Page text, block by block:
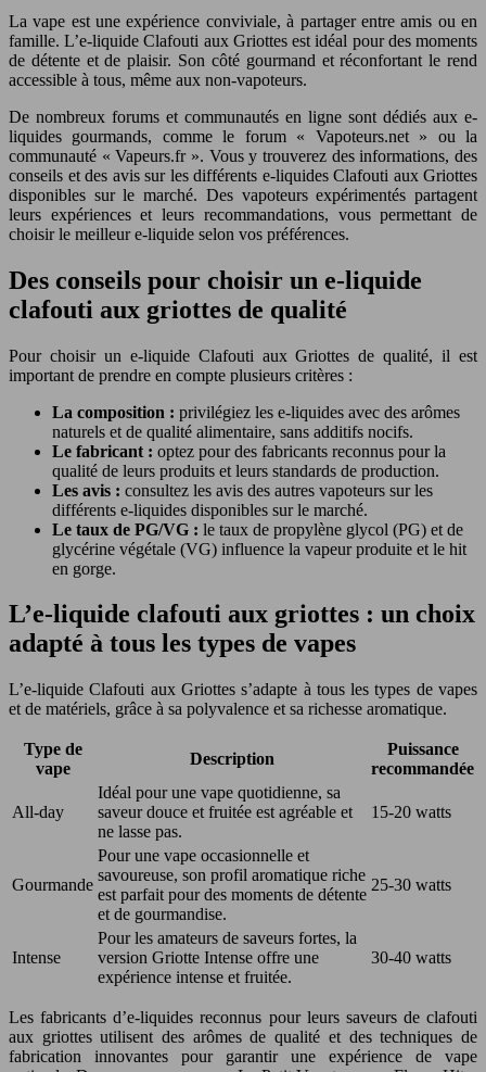
La vape est une expérience conviviale, à partager entre amis ou en
famille. L’e-liquide Clafouti aux Griottes est idéal pour des moments
de détente et de plaisir. Son côté gourmand et réconfortant le rend
accessible à tous, même aux non-vapoteurs.
De nombreux forums et communautés en ligne sont dédiés aux e-
liquides gourmands, comme le forum « Vapoteurs.net » ou la
communauté « Vapeurs.fr ». Vous y trouverez des informations, des
conseils et des avis sur les différents e-liquides Clafouti aux Griottes
disponibles sur le marché. Des vapoteurs expérimentés partagent
leurs expériences et leurs recommandations, vous permettant de
choisir le meilleur e-liquide selon vos préférences.
Des conseils pour choisir un e-liquide
clafouti aux griottes de qualité
Pour choisir un e-liquide Clafouti aux Griottes de qualité, il est
important de prendre en compte plusieurs critères :
La composition : privilégiez les e-liquides avec des arômes
naturels et de qualité alimentaire, sans additifs nocifs.
Le fabricant : optez pour des fabricants reconnus pour la
qualité de leurs produits et leurs standards de production.
Les avis : consultez les avis des autres vapoteurs sur les
différents e-liquides disponibles sur le marché.
Le taux de PG/VG : le taux de propylène glycol (PG) et de
glycérine végétale (VG) influence la vapeur produite et le hit
en gorge.
L’e-liquide clafouti aux griottes : un choix
adapté à tous les types de vapes
L’e-liquide Clafouti aux Griottes s’adapte à tous les types de vapes
et de matériels, grâce à sa polyvalence et sa richesse aromatique.
Type de
vape
Description
Puissance
recommandée
All-day
Idéal pour une vape quotidienne, sa
saveur douce et fruitée est agréable et
ne lasse pas.
15-20 watts
Gourmande
Pour une vape occasionnelle et
savoureuse, son profil aromatique riche
est parfait pour des moments de détente
et de gourmandise.
25-30 watts
Intense
Pour les amateurs de saveurs fortes, la
version Griotte Intense offre une
expérience intense et fruitée.
30-40 watts
Les fabricants d’e-liquides reconnus pour leurs saveurs de clafouti
aux griottes utilisent des arômes de qualité et des techniques de
fabrication innovantes pour garantir une expérience de vape